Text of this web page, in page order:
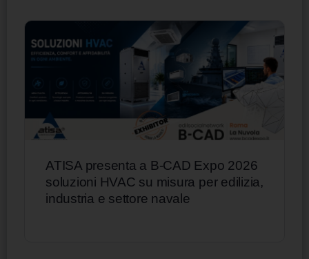
ATISA presenta a B-CAD Expo 2026
soluzioni HVAC su misura per edilizia,
industria e settore navale